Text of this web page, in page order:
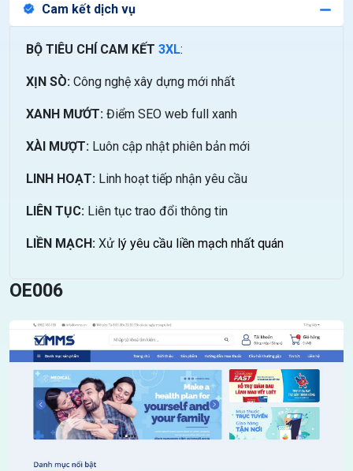
Cam kết dịch vụ
BỘ TIÊU CHÍ CAM KẾT 3XL:
XỊN SÒ: Công nghệ xây dựng mới nhất
XANH MƯỚT: Điểm SEO web full xanh
XÀI MƯỢT: Luôn cập nhật phiên bản mới
LINH HOẠT: Linh hoạt tiếp nhận yêu cầu
LIÊN TỤC: Liên tục trao đổi thông tin
LIỀN MẠCH: Xử lý yêu cầu liền mạch nhất quán
OE006